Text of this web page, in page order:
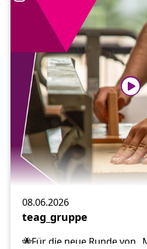
letzten Jahr konnten sich
Kindergärten freuen.
Jahr Glück.
#Biene#Insektenhotel
#Kindergarten
08.06.2026
teag_gruppe
🐝Für die neue Runde von